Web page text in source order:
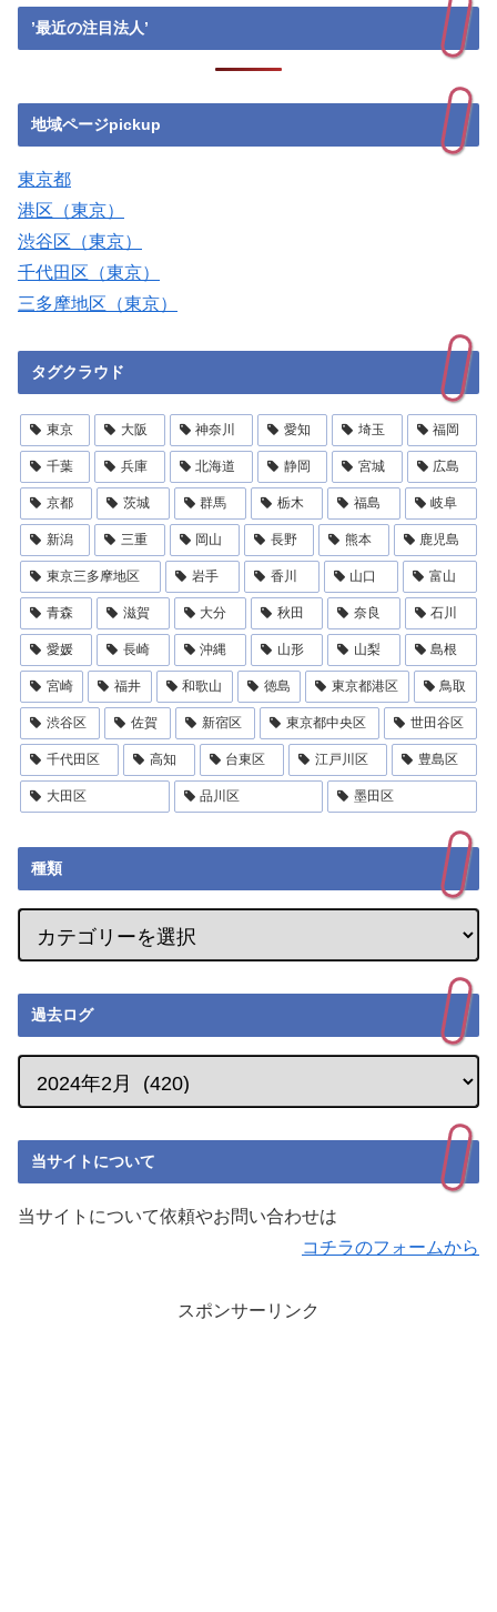
’最近の注目法人’
地域ページpickup
東京都
港区（東京）
渋谷区（東京）
千代田区（東京）
三多摩地区（東京）
タグクラウド
東京 大阪 神奈川 愛知 埼玉 福岡
千葉 兵庫 北海道 静岡 宮城 広島
京都 茨城 群馬 栃木 福島 岐阜
新潟 三重 岡山 長野 熊本 鹿児島
東京三多摩地区 岩手 香川 山口 富山
青森 滋賀 大分 秋田 奈良 石川
愛媛 長崎 沖縄 山形 山梨 島根
宮崎 福井 和歌山 徳島 東京都港区 鳥取
渋谷区 佐賀 新宿区 東京都中央区 世田谷区
千代田区 高知 台東区 江戸川区 豊島区
大田区 品川区 墨田区
種類
過去ログ
当サイトについて
当サイトについて依頼やお問い合わせは
コチラのフォームから
スポンサーリンク